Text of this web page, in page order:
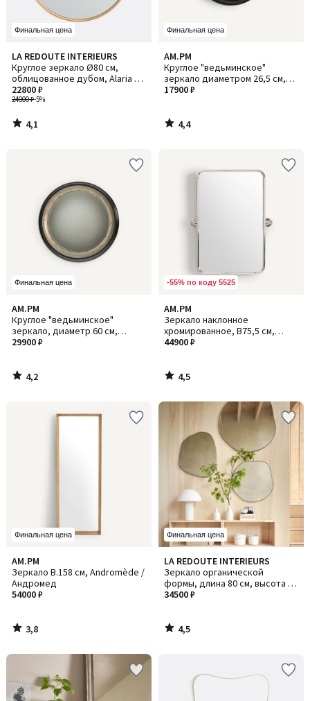
Финальная цена
LA REDOUTE INTERIEURS
Круглое зеркало Ø80 см,
облицованное дубом, Alaria /
Алариа
24000 ₽-5%
22800 ₽
4,1
/ 5
4,1
/
Финальная цена
AM.PM
Круглое "ведьминское"
зеркало диаметром 26,5 см,
Саманта
17900 ₽
4,4
/ 5
4,4
/
Финальная цена
AM.PM
Круглое "ведьминское"
зеркало, диаметр 60 см,
Samantha / Саманта
29900 ₽
4,2
/ 5
4,2
/
-55% по коду 5525
AM.PM
Зеркало наклонное
хромированное, В75,5 см,
Cassandre / Кассандр
44900 ₽
4,5
/ 5
4,5
/
Финальная цена
AM.PM
Зеркало В.158 см, Andromède /
Андромед
54000 ₽
3,8
/ 5
3,8
/
Финальная цена
LA REDOUTE INTERIEURS
Зеркало органической
формы, длина 80 см, высота 80
см, ORNICA / ОРНИКА
34500 ₽
4,5
/ 5
4,5
/